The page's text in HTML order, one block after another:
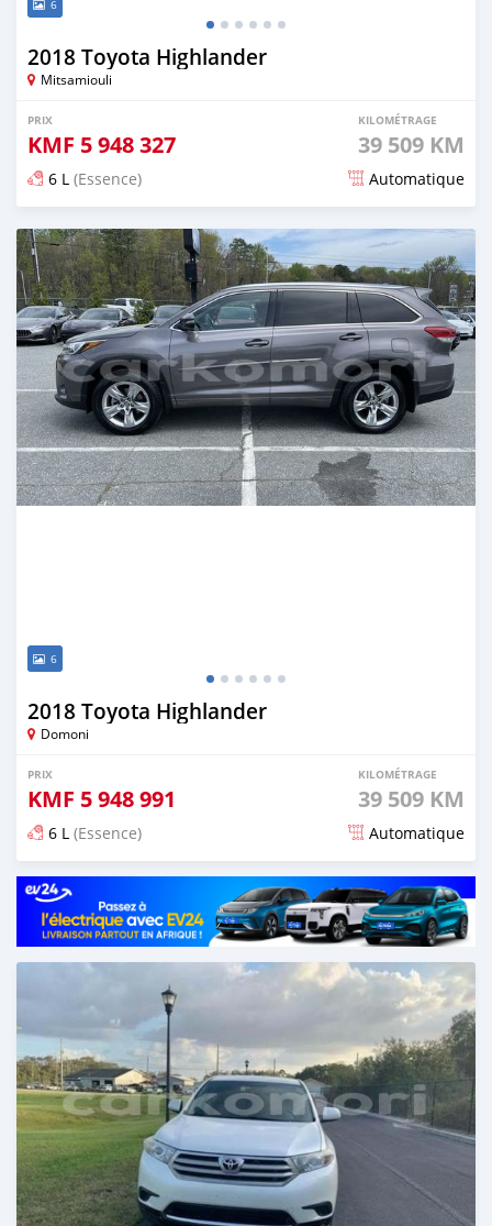
6
2018 Toyota Highlander
Mitsamiouli
PRIX
KMF 5 948 327
KILOMÉTRAGE
39 509 KM
6 L (Essence) Automatique
Publié il y a plus de 2 ans
6
2018 Toyota Highlander
Domoni
PRIX
KMF 5 948 991
KILOMÉTRAGE
39 509 KM
6 L (Essence) Automatique
Publié il y a plus de 2 ans